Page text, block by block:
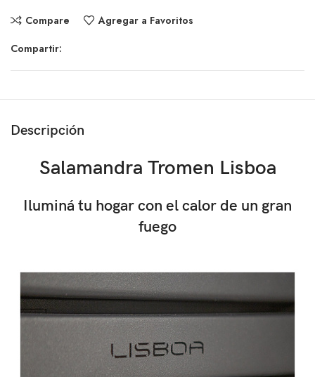
Compare Agregar a Favoritos
Compartir:
Descripción
Salamandra Tromen Lisboa
Iluminá tu hogar con el calor de un gran
fuego